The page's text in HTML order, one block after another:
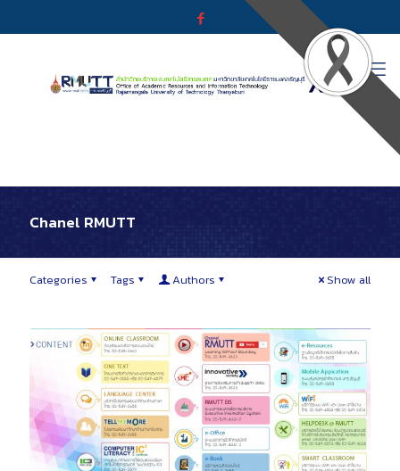
Chanel RMUTT
Categories Tags Authors Show all